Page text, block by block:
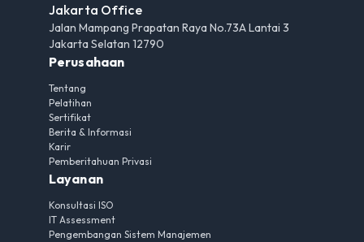
Jakarta Office
Jalan Mampang Prapatan Raya No.73A Lantai 3
Jakarta Selatan 12790
Perusahaan
Tentang
Pelatihan
Sertifikat
Berita & Informasi
Karir
Pemberitahuan Privasi
Layanan
Konsultasi ISO
IT Assessment
Pengembangan Sistem Manajemen